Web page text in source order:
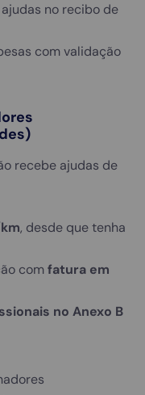
no recibo de
com validação
recebe ajudas de
, desde que tenha
comfatura em
no Anexo B